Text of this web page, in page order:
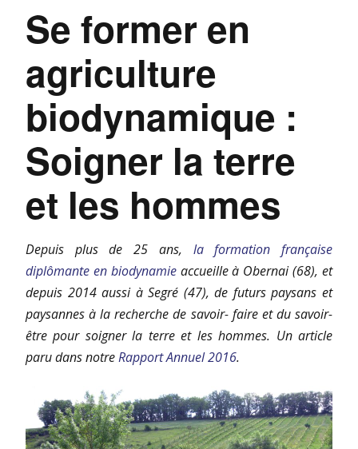
Se former en
agriculture
biodynamique :
Soigner la terre
et les hommes
Depuis plus de 25 ans, la formation française
diplômante en biodynamieaccueille à Obernai (68), et
depuis 2014 aussi à Segré (47), de futurs paysans et
paysannes à la recherche de savoir- faire et du savoir-
être pour soigner la terre et les hommes. Un article
paru dans notreRapport Annuel 2016.